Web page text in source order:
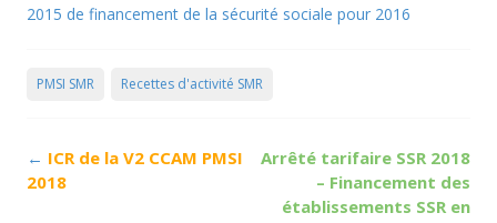
2015 de financement de la sécurité sociale pour 2016
PMSI SMR Recettes d'activité SMR
Post
navigation
← ICR de la V2 CCAM PMSI
2018
Arrêté tarifaire SSR 2018
– Financement des
établissements SSR en